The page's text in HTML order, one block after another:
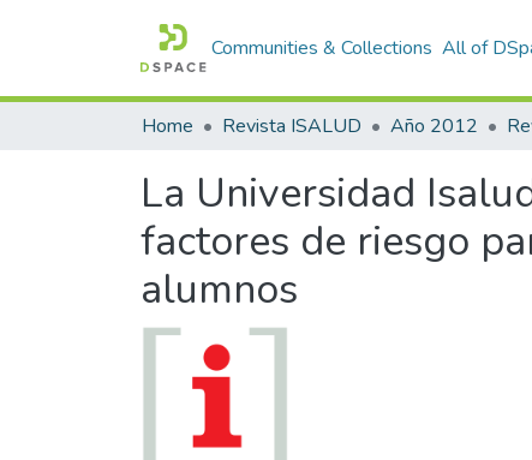
Communities & Collections All of
Home Revista ISALUD Año 2012
La Universidad
factores de riesgo
alumnos